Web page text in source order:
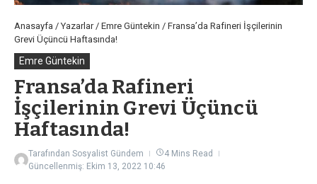
Anasayfa /Yazarlar/ Emre Güntekin / Fransa’da Rafineri İşçilerinin
Grevi Üçüncü Haftasında!
Emre Güntekin
Fransa’da Rafineri
İşçilerinin Grevi Üçüncü
Haftasında!
Tarafından Sosyalist Gündem
4 Mins Read
Güncellenmiş: Ekim 13, 2022 10:46